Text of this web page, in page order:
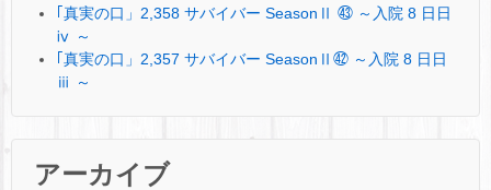
｢真実の口」2,358 サバイバー SeasonⅡ ㊸ ～入院 8 日日
ⅳ ～
｢真実の口」2,357 サバイバー SeasonⅡ㊷ ～入院 8 日日
ⅲ ～
アーカイブ